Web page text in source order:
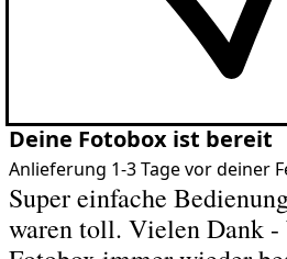
Deine Fotobox ist bereit
Anlieferung 1-3 Tage vor deiner
Super einfache
waren toll. Vielen Dank